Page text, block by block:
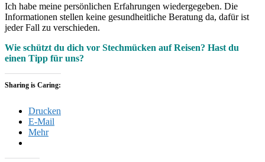
Ich habe meine persönlichen Erfahrungen wiedergegeben. Die
Informationen stellen keine gesundheitliche Beratung da, dafür ist
jeder Fall zu verschieden.
Wie schützt du dich vor Stechmücken auf Reisen? Hast du
einen Tipp für uns?
Sharing is Caring:
Drucken
E-Mail
Mehr